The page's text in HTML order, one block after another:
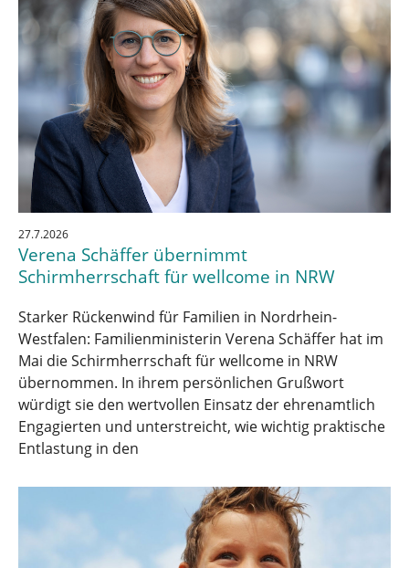
27.7.2026
Verena Schäffer übernimmt
Schirmherrschaft für wellcome in NRW
Starker Rückenwind für Familien in Nordrhein-
Westfalen: Familienministerin Verena Schäffer hat im
Mai die Schirmherrschaft für wellcome in NRW
übernommen. In ihrem persönlichen Grußwort
würdigt sie den wertvollen Einsatz der ehrenamtlich
Engagierten und unterstreicht, wie wichtig praktische
Entlastung in den